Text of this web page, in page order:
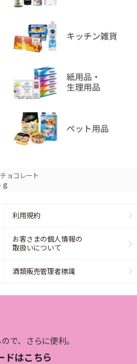
チョコレート
ｇ
利用規約
お客さまの個人情報の
取扱いについて
酒類販売管理者標識
で、さらに便利。
ドはこちら